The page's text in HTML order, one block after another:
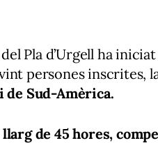
Pla d’Urgell ha
persones inscrites,
de Sud-Amèrica.
llarg de 45 hores,